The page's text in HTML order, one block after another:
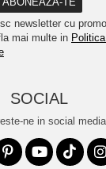
newsletter cu
mai multe in
SOCIAL
ne in social media